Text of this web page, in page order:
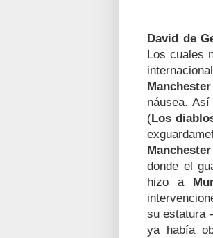
David de
Los cuales
náusea.
(Los
donde el
hizo a
su estatura
ya había